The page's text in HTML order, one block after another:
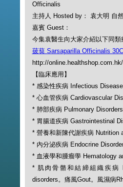
Officinalis
主持人 Hosted by： 袁大明 自
嘉賓 Guest：
今集袁醫生向大家介紹以下同
菝葜 Sarsaparilla Officinalis 30C
http://
【臨床應用】
* 感染性疾病 Infectious
* 心血管疾病 Cardiovascular
* 肺部疾病 Pulmonary Disorders
* 胃腸道疾病 Gastrointestinal
* 營養和新陳代謝疾病 Nutrition
* 內分泌疾病 Endocrine
* 血液學和腫瘤學 Hematology
* 肌肉骨骼和結締組織疾病
disorders。痛風Gout。風濕病